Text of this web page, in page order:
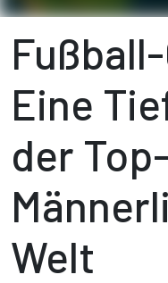
Eine
der
Welt